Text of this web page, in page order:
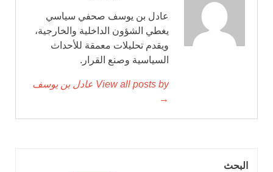
عادل بن يوسف صحفي سياسي
يغطي الشؤون الداخلية والخارجية،
ويقدم تحليلات معمقة للأحداث
السياسية وصنع القرار.
View all posts by عادل بن يوسف
→
البحث